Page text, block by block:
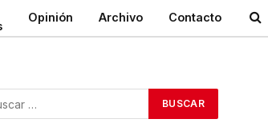
Opinión Archivo Contacto